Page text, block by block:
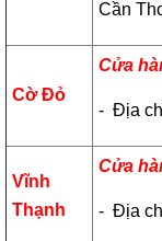
Cần
Cờ Đỏ
Cửa
- Địa
Vĩnh
Thạnh
Cửa
- Địa